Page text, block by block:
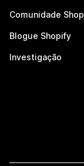
Comunidade
Blogue Shopify
Investigação